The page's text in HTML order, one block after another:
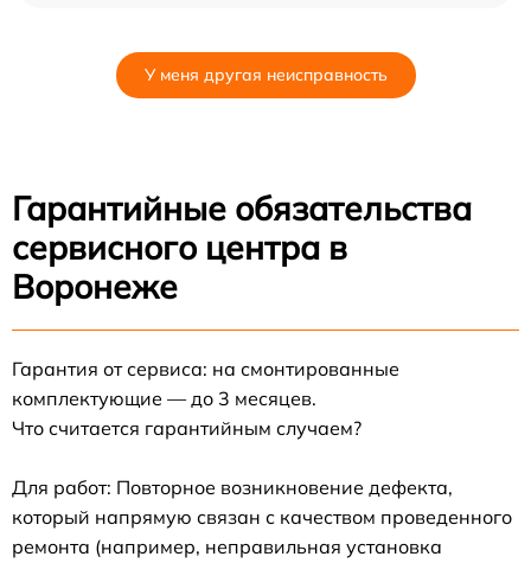
У меня другая неисправность
Гарантийные обязательства
сервисного центра в
Воронеже
Гарантия от сервиса: на смонтированные
комплектующие — до 3 месяцев.
Что считается гарантийным случаем?
Для работ: Повторное возникновение дефекта,
который напрямую связан с качеством проведенного
ремонта (например, неправильная установка